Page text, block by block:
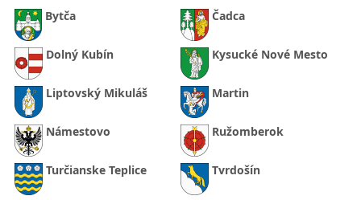
Bytča Čadca
Dolný Kubín Kysucké Nové Mesto
Liptovský Mikuláš Martin
Námestovo Ružomberok
Turčianske Teplice Tvrdošín